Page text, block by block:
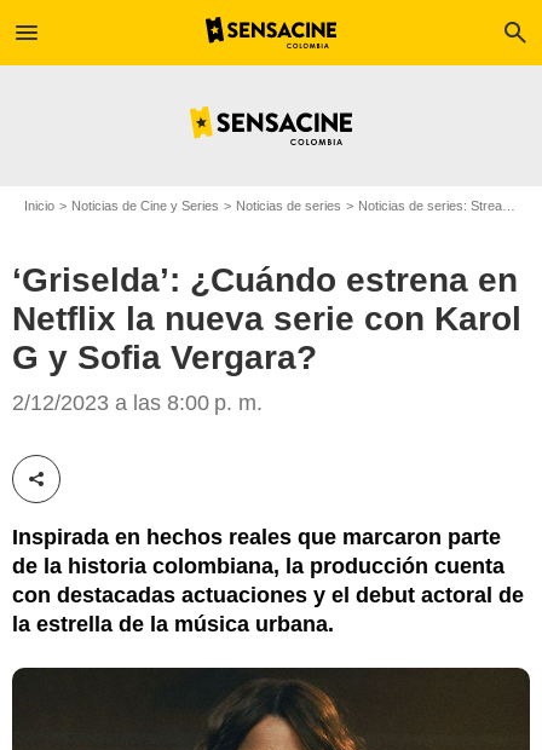
menu search
Inicio Noticias de Cine y Series Noticias de series Noticias de series: Streaming
‘Griselda’: ¿Cuándo estrena en
Netflix la nueva serie con Karol
G y Sofia Vergara?
2/12/2023 a las 8:00 p. m.
Compartir esta noticia
Inspirada en hechos reales que marcaron parte
de la historia colombiana, la producción cuenta
con destacadas actuaciones y el debut actoral de
la estrella de la música urbana.
Netflix